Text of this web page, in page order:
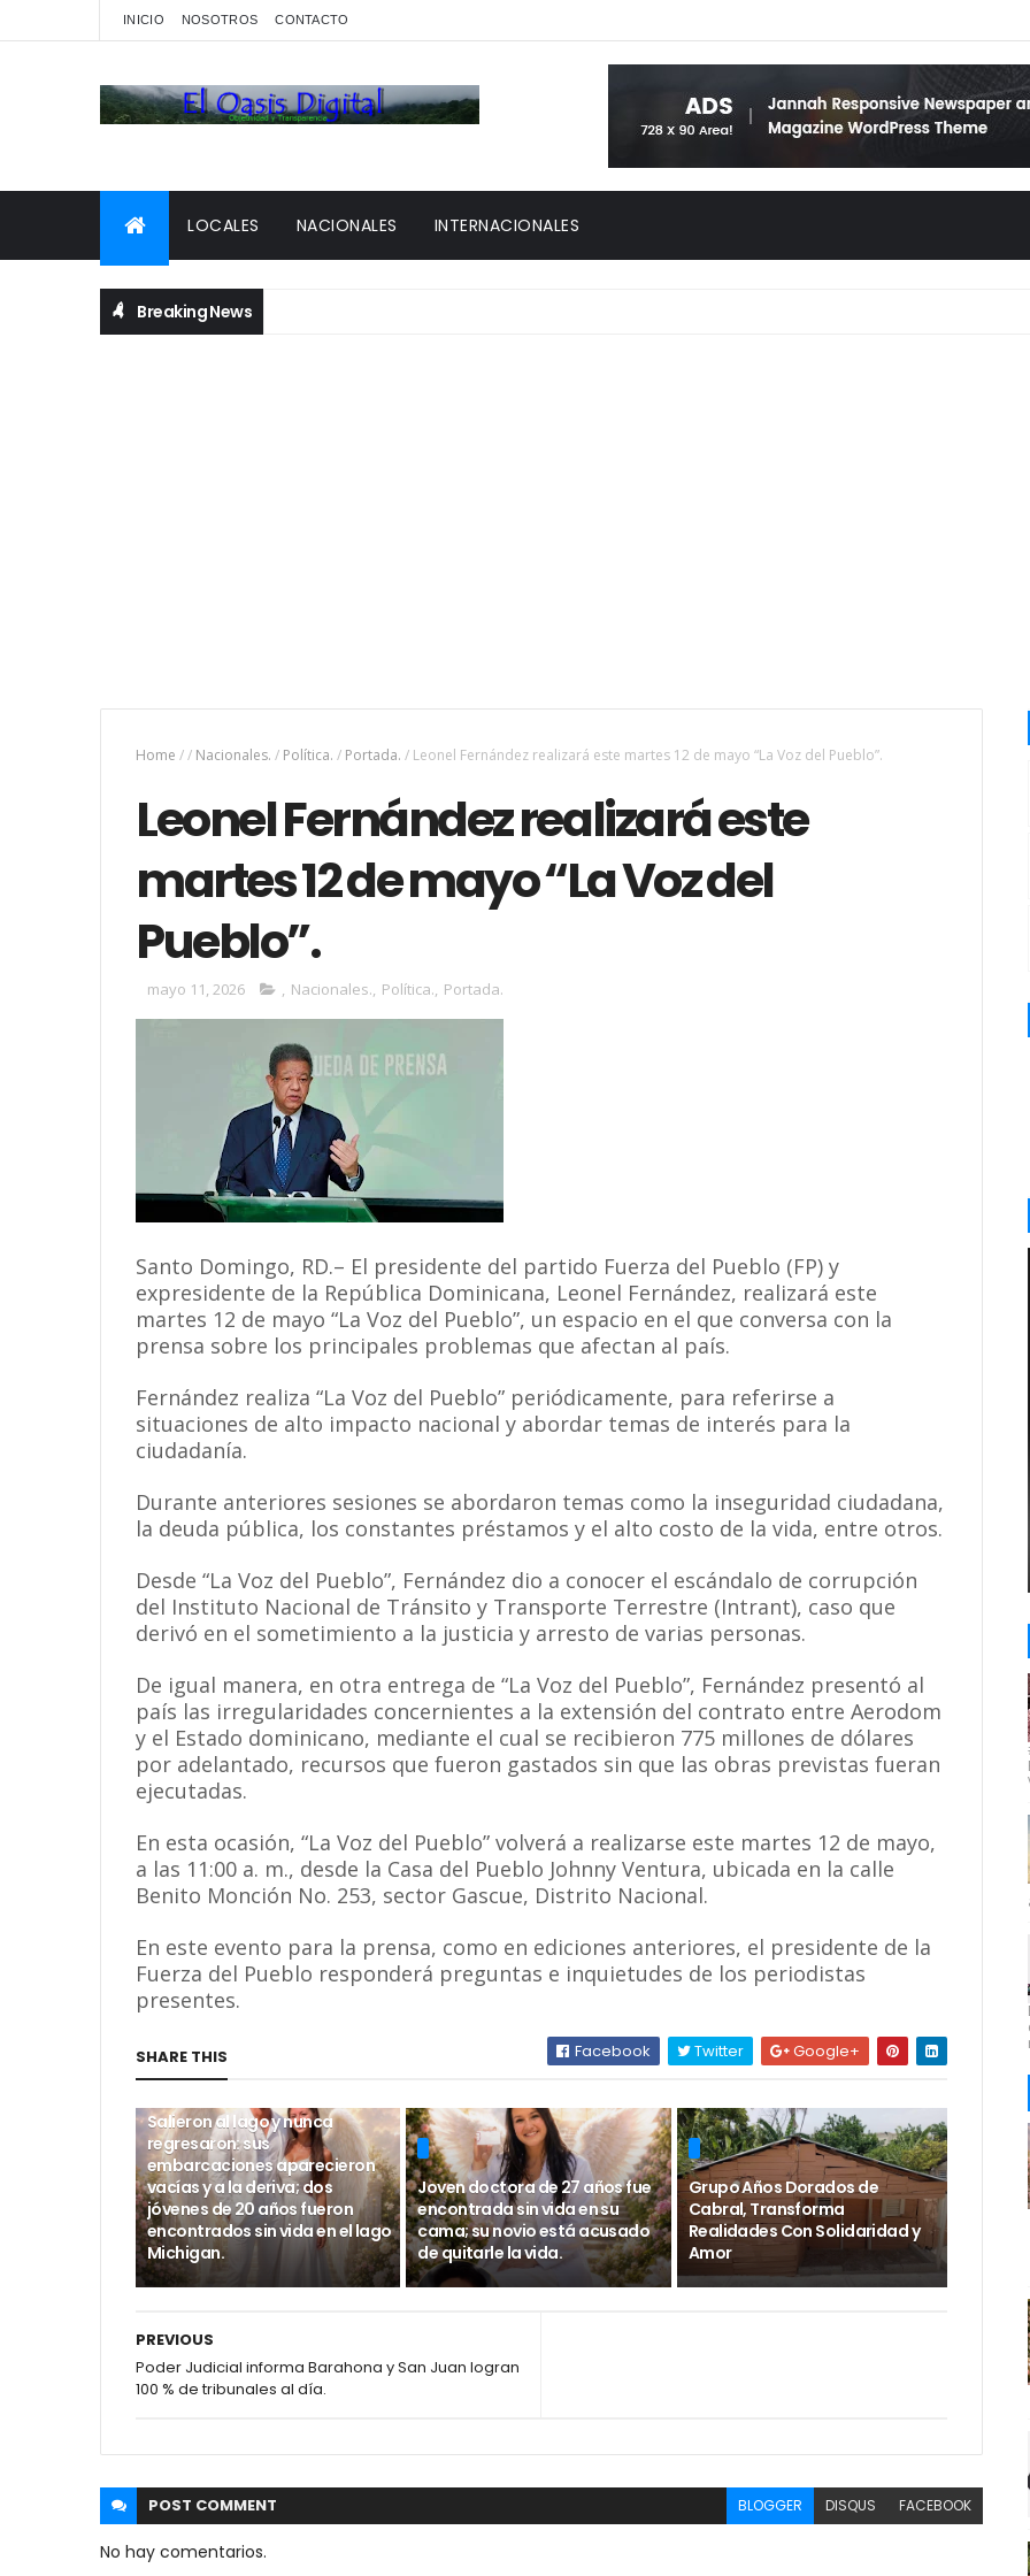
INICIO NOSOTROS CONTACTO
LOCALES NACIONALES INTERNACIONALES
Breaking News
Home // Nacionales. / Política. / Portada. / Leonel Fernández realizará este martes 12 de mayo “La Voz del Pueblo”.
Leonel Fernández realizará este
martes 12 de mayo “La Voz del
Pueblo”.
mayo 11, 2026 , Nacionales., Política., Portada.
Santo Domingo, RD.– El presidente del partido Fuerza del Pueblo (FP) y
expresidente de la República Dominicana, Leonel Fernández, realizará este
martes 12 de mayo “La Voz del Pueblo”, un espacio en el que conversa con la
prensa sobre los principales problemas que afectan al país.
Fernández realiza “La Voz del Pueblo” periódicamente, para referirse a
situaciones de alto impacto nacional y abordar temas de interés para la
ciudadanía.
Durante anteriores sesiones se abordaron temas como la inseguridad ciudadana,
la deuda pública, los constantes préstamos y el alto costo de la vida, entre otros.
Desde “La Voz del Pueblo”, Fernández dio a conocer el escándalo de corrupción
del Instituto Nacional de Tránsito y Transporte Terrestre (Intrant), caso que
derivó en el sometimiento a la justicia y arresto de varias personas.
De igual manera, en otra entrega de “La Voz del Pueblo”, Fernández presentó al
país las irregularidades concernientes a la extensión del contrato entre Aerodom
y el Estado dominicano, mediante el cual se recibieron 775 millones de dólares
por adelantado, recursos que fueron gastados sin que las obras previstas fueran
ejecutadas.
En esta ocasión, “La Voz del Pueblo” volverá a realizarse este martes 12 de mayo,
a las 11:00 a. m., desde la Casa del Pueblo Johnny Ventura, ubicada en la calle
Benito Monción No. 253, sector Gascue, Distrito Nacional.
En este evento para la prensa, como en ediciones anteriores, el presidente de la
Fuerza del Pueblo responderá preguntas e inquietudes de los periodistas
presentes.
SHARE THIS Facebook Twitter Google+
Salieron al lago y nunca
regresaron: sus
embarcaciones aparecieron
vacías y a la deriva; dos
jóvenes de 20 años fueron
encontrados sin vida en el lago
Michigan.
Joven doctora de 27 años fue
encontrada sin vida en su
cama; su novio está acusado
de quitarle la vida.
Grupo Años Dorados de
Cabral, Transforma
Realidades Con Solidaridad y
Amor
PREVIOUS
Poder Judicial informa Barahona y San Juan logran
100 % de tribunales al día.
POST COMMENT BLOGGER DISQUS FACEBOOK
No hay comentarios.